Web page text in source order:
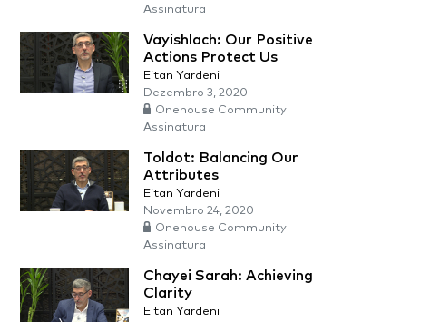
Assinatura
Vayishlach: Our Positive
Actions Protect Us
Eitan Yardeni
Dezembro 3, 2020
Onehouse Community
Assinatura
Toldot: Balancing Our
Attributes
Eitan Yardeni
Novembro 24, 2020
Onehouse Community
Assinatura
Chayei Sarah: Achieving
Clarity
Eitan Yardeni